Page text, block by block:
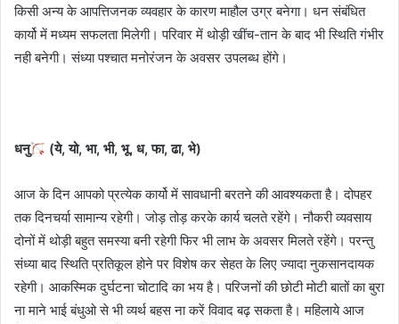
किसी अन्य के आपत्तिजनक व्यवहार के कारण माहौल उग्र बनेगा। धन संबंधित
कार्यो में मध्यम सफलता मिलेगी। परिवार में थोड़ी खींच-तान के बाद भी स्थिति गंभीर
नही बनेगी। संध्या पश्चात मनोरंजन के अवसर उपलब्ध होंगे।
धनु (ये, यो, भा, भी, भू, ध, फा, ढा, भे)
आज के दिन आपको प्रत्येक कार्यो में सावधानी बरतने की आवश्यकता है। दोपहर
तक दिनचर्या सामान्य रहेगी। जोड़ तोड़ करके कार्य चलते रहेंगे। नौकरी व्यवसाय
दोनों में थोड़ी बहुत समस्या बनी रहेगी फिर भी लाभ के अवसर मिलते रहेंगे। परन्तु
संध्या बाद स्थिति प्रतिकूल होने पर विशेष कर सेहत के लिए ज्यादा नुकसानदायक
रहेगी। आकस्मिक दुर्घटना चोटादि का भय है। परिजनों की छोटी मोटी बातों का बुरा
ना माने भाई बंधुओ से भी व्यर्थ बहस ना करें विवाद बढ़ सकता है। महिलाये आज